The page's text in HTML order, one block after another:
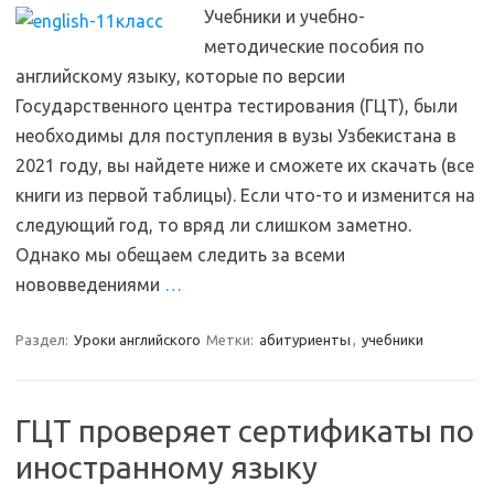
Учебники и учебно-
методические пособия по
английскому языку, которые по версии
Государственного центра тестирования (ГЦТ), были
необходимы для поступления в вузы Узбекистана в
2021 году, вы найдете ниже и сможете их скачать (все
книги из первой таблицы). Если что-то и изменится на
следующий год, то вряд ли слишком заметно.
Однако мы обещаем следить за всеми
нововведениями …
Раздел: Уроки английского Метки: абитуриенты , учебники
ГЦТ проверяет сертификаты по
иностранному языку